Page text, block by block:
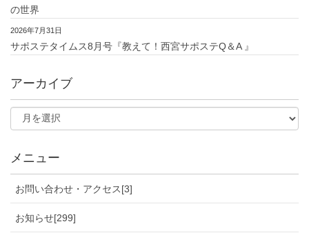
の世界
2026年7月31日
サポステタイムス8月号『教えて！西宮サポステQ＆A 』
アーカイブ
メニュー
お問い合わせ・アクセス[3]
お知らせ[299]